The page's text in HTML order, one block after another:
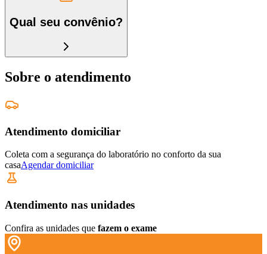
Qual seu convênio?
Sobre o atendimento
Atendimento domiciliar
Coleta com a segurança do laboratório no conforto da sua
casaAgendar domiciliar
Atendimento nas unidades
Confira as unidades que fazem o exame